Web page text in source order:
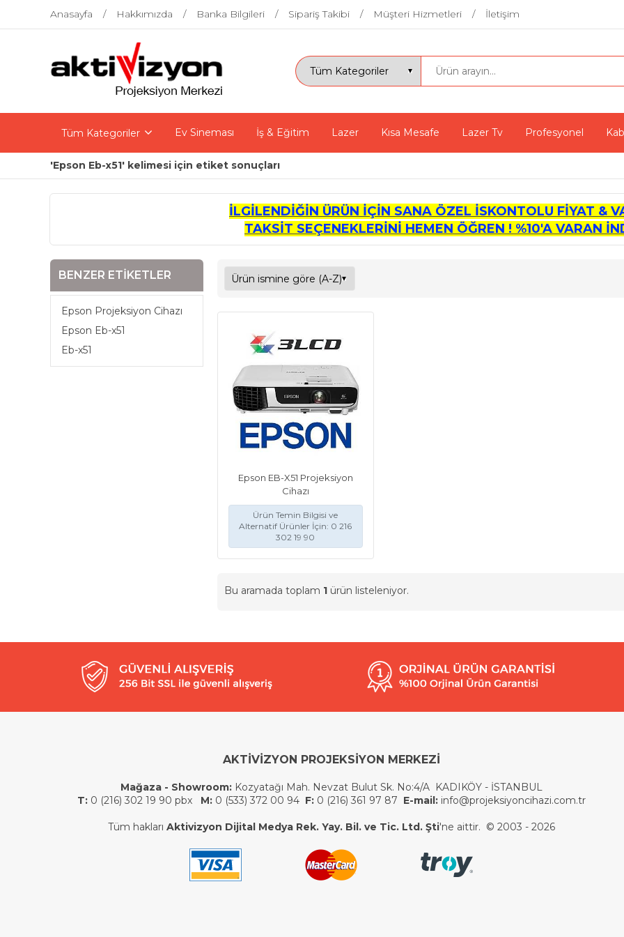
Anasayfa Hakkımızda Banka Bilgileri Sipariş Takibi Müşteri Hizmetleri İletişim
Tüm Kategoriler Ev Sineması İş & Eğitim Lazer Kısa Mesafe Lazer Tv Profesyonel
'Epson Eb-x51' kelimesi için etiket sonuçları
İLGİLENDİĞİN ÜRÜN İÇİN SANA ÖZEL İSKONTOLU FİYAT &
TAKSİT SEÇENEKLERİNİ HEMEN ÖĞREN ! %10'A VARAN
BENZER ETIKETLER
Epson Projeksiyon Cihazı
Epson Eb-x51
Eb-x51
Epson EB-X51 Projeksiyon
Cihazı
Ürün Temin Bilgisi ve
Alternatif Ürünler İçin: 0 216
302 19 90
Bu aramada toplam 1 ürün listeleniyor.
AKTİVİZYON PROJEKSİYON MERKEZİ
Mağaza - Showroom:Kozyatağı Mah. Nevzat Bulut Sk. No:4/A KADIKÖY - İSTANBUL
T:0 (216) 302 19 90 pbx M:0 (533) 372 00 94 F:0 (216) 361 97 87 E-mail:info@projeksiyoncihazi.com.tr
Tüm hakları Aktivizyon Dijital Medya Rek. Yay. Bil. ve Tic. Ltd. Şti'ne aittir. © 2003 - 2026